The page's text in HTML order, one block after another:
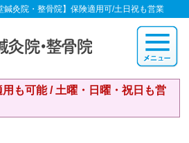
鍼灸院・整骨院】保険適用可/土日祝も営業
も可能 / 土曜・日曜・祝日も営